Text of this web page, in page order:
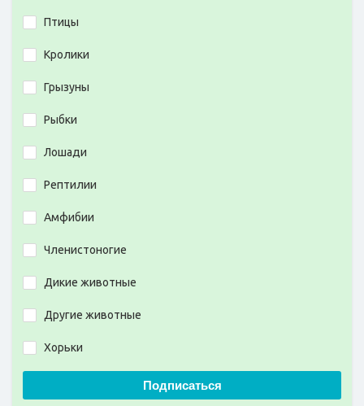
Птицы
Кролики
Грызуны
Рыбки
Лошади
Рептилии
Амфибии
Членистоногие
Дикие животные
Другие животные
Хорьки
Подписаться